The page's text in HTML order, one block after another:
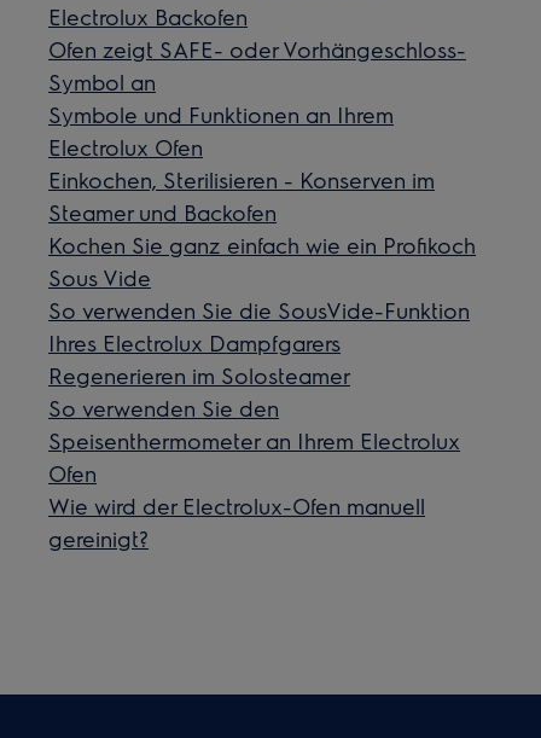
Electrolux Backofen
Ofen zeigt SAFE- oder Vorhängeschloss-
Symbol an
Symbole und Funktionen an Ihrem
Electrolux Ofen
Einkochen, Sterilisieren - Konserven im
Steamer und Backofen
Kochen Sie ganz einfach wie ein Profikoch
Sous Vide
So verwenden Sie die SousVide-Funktion
Ihres Electrolux Dampfgarers
Regenerieren im Solosteamer
So verwenden Sie den
Speisenthermometer an Ihrem Electrolux
Ofen
Wie wird der Electrolux-Ofen manuell
gereinigt?